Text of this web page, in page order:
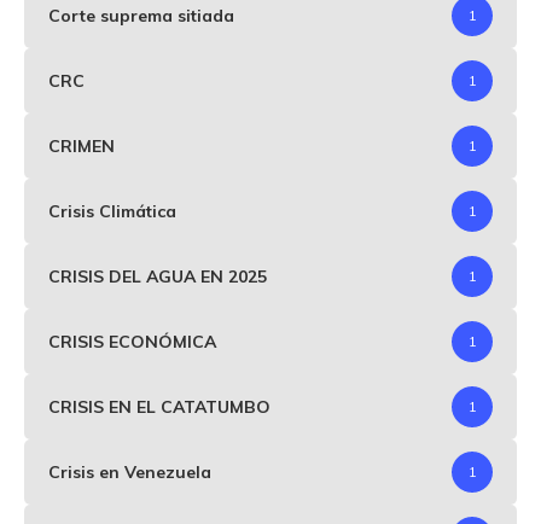
Corte suprema sitiada 1
CRC 1
CRIMEN 1
Crisis Climática 1
CRISIS DEL AGUA EN 2025 1
CRISIS ECONÓMICA 1
CRISIS EN EL CATATUMBO 1
Crisis en Venezuela 1